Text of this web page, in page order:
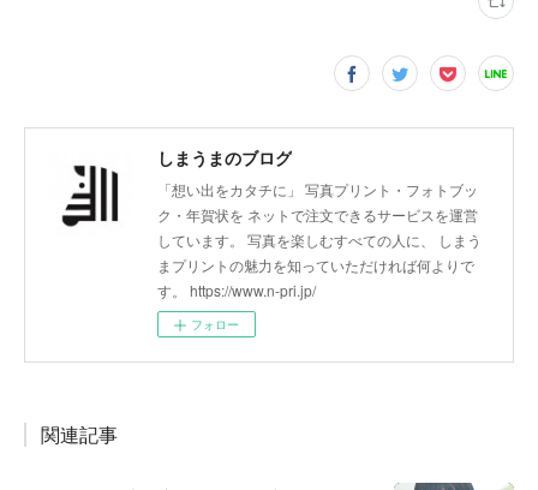
しまうまのブログ
「想い出をカタチに」 写真プリント・フォトブッ
ク・年賀状を ネットで注文できるサービスを運営
しています。 写真を楽しむすべての人に、 しまう
まプリントの魅力を知っていただければ何よりで
す。 https://www.n-pri.jp/
フォロー
関連記事